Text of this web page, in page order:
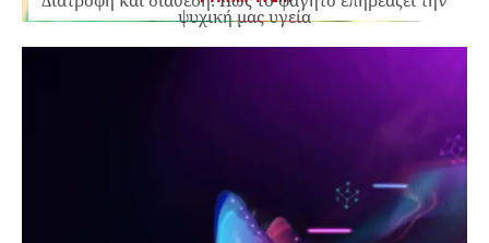
ψυχική μας υγεία